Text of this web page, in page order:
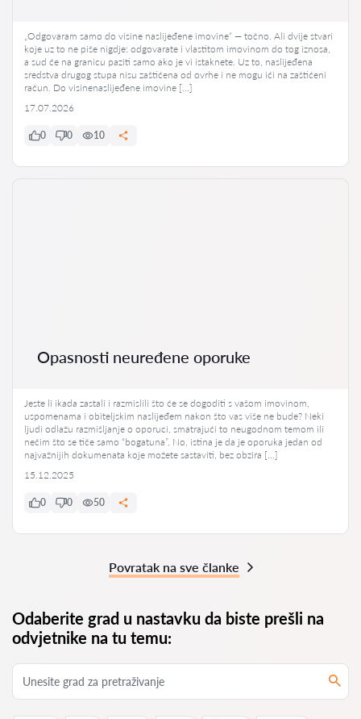
„Odgovaram samo do visine naslijeđene imovine“ — točno. Ali dvije stvari
koje uz to ne piše nigdje: odgovarate i vlastitom imovinom do tog iznosa,
a sud će na granicu paziti samo ako je vi istaknete. Uz to, naslijeđena
sredstva drugog stupa nisu zaštićena od ovrhe i ne mogu ići na zaštićeni
račun. Do visinenaslijeđene imovine […]
17.07.2026
0 0 10
Opasnosti neuređene oporuke
Jeste li ikada zastali i razmislili što će se dogoditi s vašom imovinom,
uspomenama i obiteljskim naslijeđem nakon što vas više ne bude? Neki
ljudi odlažu razmišljanje o oporuci, smatrajući to neugodnom temom ili
nečim što se tiče samo “bogatuna”. No, istina je da je oporuka jedan od
najvažnijih dokumenata koje možete sastaviti, bez obzira […]
15.12.2025
0 0 50
Povratak na sve članke
Odaberite grad u nastavku da biste prešli na
odvjetnike na tu temu: